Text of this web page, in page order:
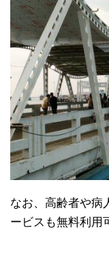
なお、高齢者や病
ービスも無料利用